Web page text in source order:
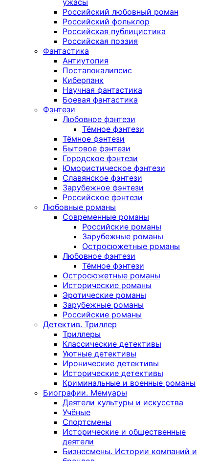
ужасы
Российский любовный роман
Российский фольклор
Российская публицистика
Российская поэзия
Фантастика
Антиутопия
Постапокалипсис
Киберпанк
Научная фантастика
Боевая фантастика
Фэнтези
Любовное фэнтези
Тёмное фэнтези
Тёмное фэнтези
Бытовое фэнтези
Городское фэнтези
Юмористическое фэнтези
Славянское фэнтези
Зарубежное фэнтези
Российское фэнтези
Любовные романы
Современные романы
Российские романы
Зарубежные романы
Остросюжетные романы
Любовное фэнтези
Тёмное фэнтези
Остросюжетные романы
Исторические романы
Эротические романы
Зарубежные романы
Российские романы
Детектив. Триллер
Триллеры
Классические детективы
Уютные детективы
Иронические детективы
Исторические детективы
Криминальные и военные романы
Биографии. Мемуары
Деятели культуры и искусства
Учёные
Спортсмены
Исторические и общественные
деятели
Бизнесмены. Истории компаний и